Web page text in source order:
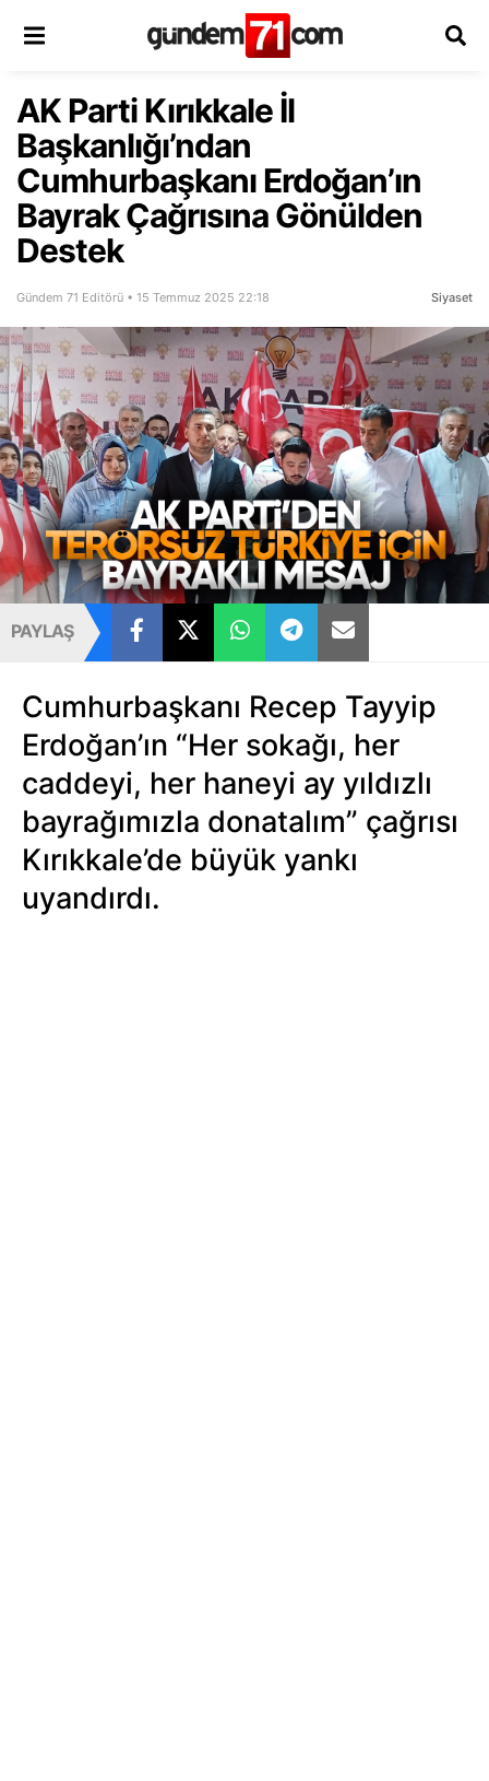
AK Parti Kırıkkale İl
Başkanlığı’ndan
Cumhurbaşkanı Erdoğan’ın
Bayrak Çağrısına Gönülden
Destek
Gündem 71 Editörü • 15 Temmuz 2025 22:18 Siyaset
PAYLAŞ
Cumhurbaşkanı Recep Tayyip
Erdoğan’ın “Her sokağı, her
caddeyi, her haneyi ay yıldızlı
bayrağımızla donatalım” çağrısı
Kırıkkale’de büyük yankı
uyandırdı.